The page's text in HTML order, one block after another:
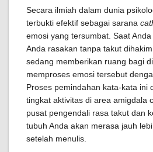
Secara ilmiah dalam dunia
terbukti efektif sebagai sarana
emosi yang tersumbat. Saat
Anda rasakan tanpa takut
sedang memberikan ruang bagi
memproses emosi tersebut
Proses pemindahan kata-kata ini
tingkat aktivitas di area amigdala
pusat pengendali rasa takut dan
tubuh Anda akan merasa jauh
setelah menulis.